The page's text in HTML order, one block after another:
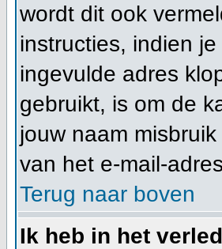
wordt dit ook
instructies, indien
ingevulde adres
gebruikt, is om de
jouw naam
van het e-mail-
Terug naar boven
Ik heb in het